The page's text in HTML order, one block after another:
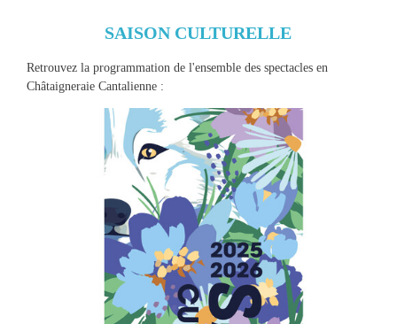
SAISON CULTURELLE
Retrouvez la programmation de l'ensemble des spectacles en
Châtaigneraie Cantalienne :